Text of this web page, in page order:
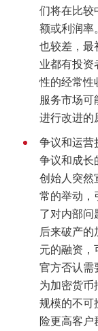
们将在比较
额或利润率
也较差，最
业都有投
性的经常性
服务市场
进行改进的
争议和运营
争议和成长
创始人突然
常的举动，
了对内部问
后来破产
元的融资
官方否认
为加密货币
规模的不可
险更高客户